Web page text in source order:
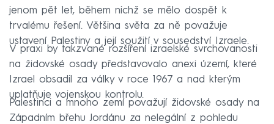
jenom pět let, během nichž se mělo dospět k
trvalému řešení. Většina světa za ně považuje
ustavení Palestiny a její soužití v sousedství Izraele.
V praxi by takzvané rozšíření izraelské svrchovanosti
na židovské osady představovalo anexi území, které
Izrael obsadil za války v roce 1967 a nad kterým
uplatňuje vojenskou kontrolu.
Palestinci a mnoho zemí považují židovské osady na
Západním břehu Jordánu za nelegální z pohledu